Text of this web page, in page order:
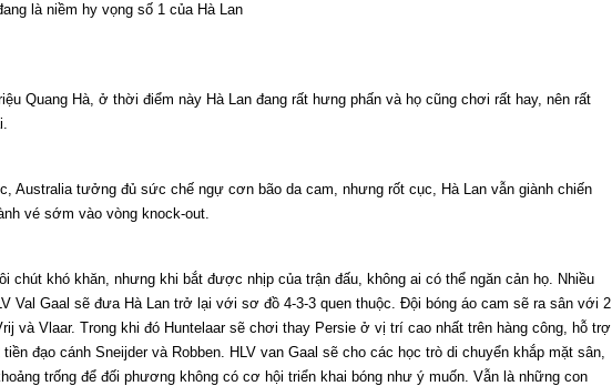
là niềm hy vọng số 1 của Hà Lan
Quang Hà, ở thời điểm này Hà Lan đang rất hưng phấn và họ cũng chơi rất hay, nên rất
Australia tưởng đủ sức chế ngự cơn bão da cam, nhưng rốt cục, Hà Lan vẫn giành chiến
vé sớm vào vòng knock-out.
chút khó khăn, nhưng khi bắt được nhịp của trận đấu, không ai có thể ngăn cản họ. Nhiều
Val Gaal sẽ đưa Hà Lan trở lại với sơ đồ 4-3-3 quen thuộc. Đội bóng áo cam sẽ ra sân với 2
và Vlaar. Trong khi đó Huntelaar sẽ chơi thay Persie ở vị trí cao nhất trên hàng công, hỗ trợ
tiền đạo cánh Sneijder và Robben. HLV van Gaal sẽ cho các học trò di chuyển khắp mặt sân,
trống để đối phương không có cơ hội triển khai bóng như ý muốn. Vẫn là những con